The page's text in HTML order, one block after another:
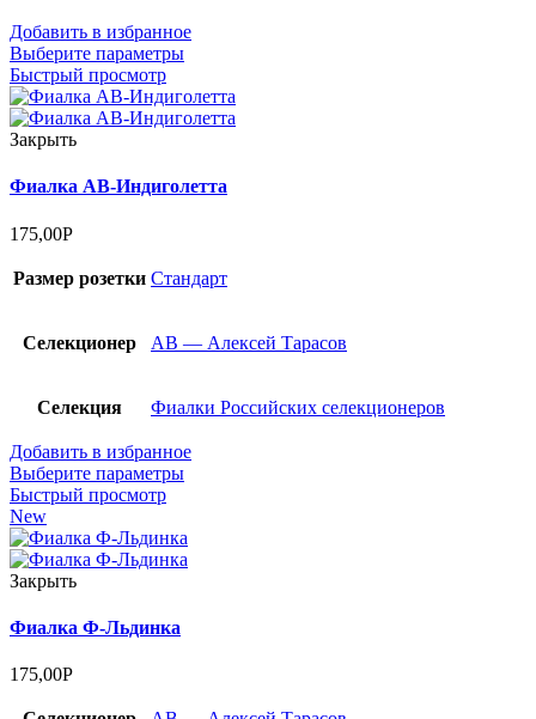
Добавить в избранное
Выберите параметры
Быстрый просмотр
Закрыть
Фиалка АВ-Индиголетта
175,00Р
Размер розетки Стандарт
Селекционер АВ — Алексей Тарасов
Селекция Фиалки Российских селекционеров
Добавить в избранное
Выберите параметры
Быстрый просмотр
New
Закрыть
Фиалка Ф-Льдинка
175,00Р